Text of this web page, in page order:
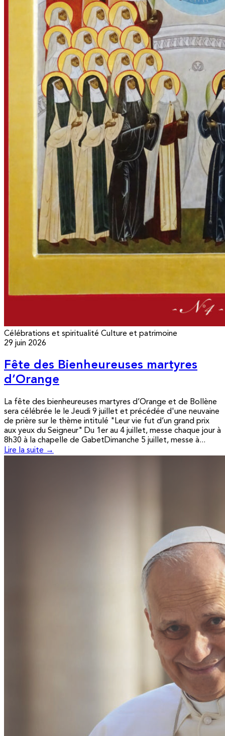
Célébrations et spiritualité Culture et patrimoine
29 juin 2026
Fête des Bienheureuses martyres
d’Orange
La fête des bienheureuses martyres d’Orange et de Bollène
sera célébrée le le Jeudi 9 juillet et précédée d'une neuvaine
de prière sur le thème intitulé "Leur vie fut d’un grand prix
aux yeux du Seigneur" Du 1er au 4 juillet, messe chaque jour à
8h30 à la chapelle de GabetDimanche 5 juillet, messe à...
Lire la suite →